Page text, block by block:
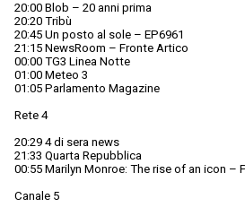
20:00 Blob – 20 anni prima
20:20 Tribù
20:45 Un posto al sole – EP6961
21:15 NewsRoom – Fronte Artico
00:00 TG3 Linea Notte
01:00 Meteo 3
01:05 Parlamento Magazine
Rete 4
20:29 4 di sera news
21:33 Quarta Repubblica
00:55 Marilyn Monroe: The rise of an icon –
Canale 5